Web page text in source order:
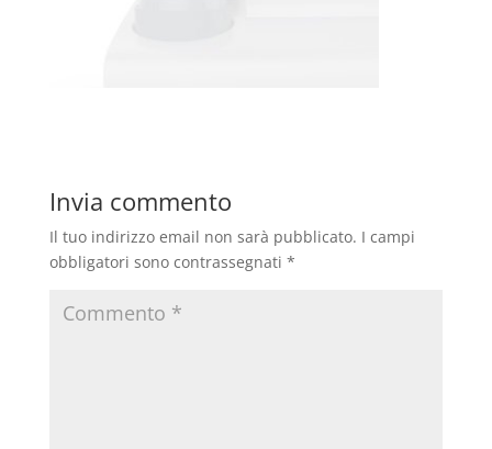
Invia commento
Il tuo indirizzo email non sarà pubblicato. I campi
obbligatori sono contrassegnati *